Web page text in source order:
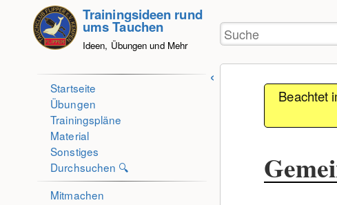
zum
Inhalt
Trainingsideen rund
ums Tauchen
Ideen, Übungen und Mehr
Startseite
Übungen
Trainingspläne
Material
Sonstiges
Durchsuchen 🔍
Mitmachen
Beachtet